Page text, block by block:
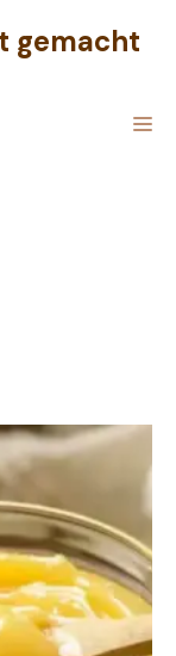
gemacht